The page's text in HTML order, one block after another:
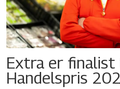
Extra er
Handelspris